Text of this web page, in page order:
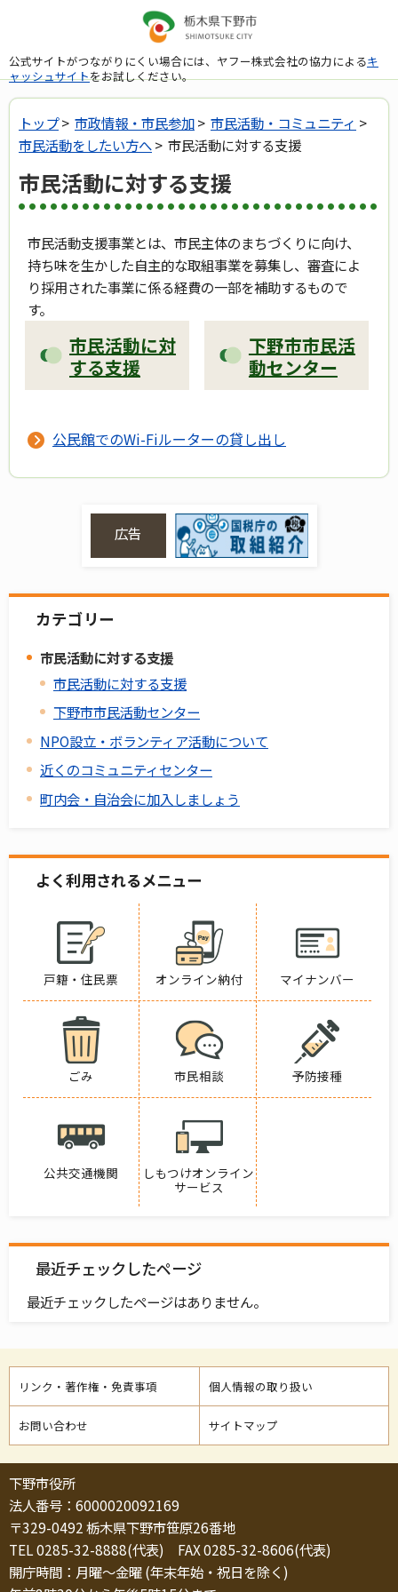
公式サイトがつながりにくい場合には、ヤフー株式会社の協力によるキ
ャッシュサイトをお試しください。
トップ> 市政情報・市民参加> 市民活動・コミュニティ >
市民活動をしたい方へ> 市民活動に対する支援
市民活動に対する支援
市民活動支援事業とは、市民主体のまちづくりに向け、
持ち味を生かした自主的な取組事業を募集し、審査によ
り採用された事業に係る経費の一部を補助するもので
す。
市民活動に対
する支援
下野市市民活
動センター
公民館でのWi-Fiルーターの貸し出し
広告
カテゴリー
市民活動に対する支援
市民活動に対する支援
下野市市民活動センター
NPO設立・ボランティア活動について
近くのコミュニティセンター
町内会・自治会に加入しましょう
よく利用されるメニュー
戸籍・住民票 オンライン納付 マイナンバー
ごみ 市民相談 予防接種
公共交通機関
しもつけオンライン
サービス
最近チェックしたページ
最近チェックしたページはありません。
リンク・著作権・免責事項 個人情報の取り扱い
お問い合わせ サイトマップ
下野市役所
法人番号：6000020092169
〒329-0492 栃木県下野市笹原26番地
TEL 0285-32-8888(代表) FAX 0285-32-8606(代表)
開庁時間：月曜～金曜 (年末年始・祝日を除く)